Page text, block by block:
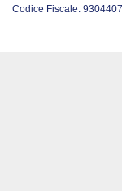
Codice Fiscale.